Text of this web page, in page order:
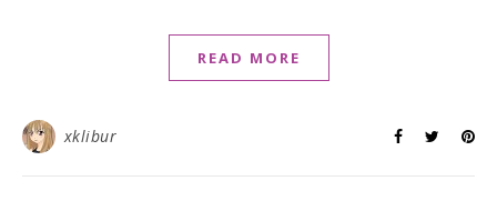
READ MORE
xklibur